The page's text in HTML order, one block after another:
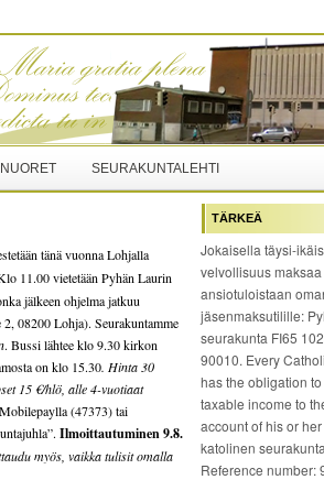
NUORET SEURAKUNTALEHTI
tänä vuonna Lohjalla
11.00 vietetään Pyhän Laurin
jälkeen ohjelma jatkuu
08200 Lohja). Seurakuntamme
. Bussi lähtee klo 9.30 kirkon
on klo 15.30. Hinta 30
15 €/hlö, alle 4-vuotiaat
(47373) tai
Ilmoittautuminen 9.8.
myös, vaikka tulisit omalla
TÄRKEÄ
Jokaisella täysi-
velvollisuus
ansiotuloistaan
jäsenmaksutilille:
seurakunta FI65
90010. Every
has the obligation
taxable income to
account of his or
katolinen
Reference number: